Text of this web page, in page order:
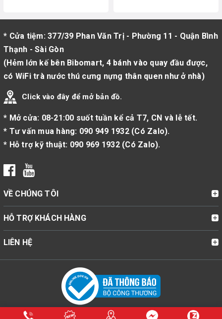
* Cửa tiệm: 377/39 Phan Văn Trị - Phường 11 - Quận Bình
Thạnh - Sài Gòn
(Hẻm lớn kế bên Bibomart, 4 bánh vào quay đầu được,
có WiFi trà nước thú cưng nựng thân quen như ở nhà)
Click vào đây để mở bản đồ.
* Mở cửa: 08-21:00 suốt tuần kể cả T7, CN và lễ tết.
* Tư vấn mua hàng: 090 949 1932(Có Zalo).
* Hỗ trợ kỹ thuật: 090 969 1932(Có Zalo).
VỀ CHÚNG TÔI
HỖ TRỢ KHÁCH HÀNG
LIÊN HỆ
© Bản quyền thuộc về Cửa Hàng Bật Lửa Zippo Mỹ Chính Hãng |